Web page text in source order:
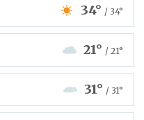
34° / 34°
21° / 21°
31° / 31°